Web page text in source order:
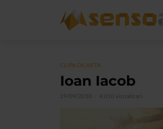
CLIPA DE ARTA
Ioan Iacob
29/09/2010 4.010 vizualizari